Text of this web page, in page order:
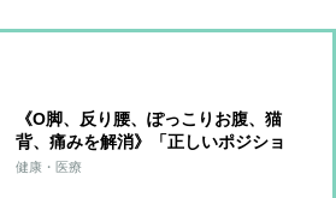
《O脚、反り腰、ぽっこりお腹、猫
背、痛みを解消》「正しいポジショ
ン」を意識するだけゆがみをゼロにす
健康・医療